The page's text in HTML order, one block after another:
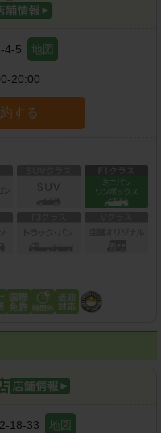
4-5 地図
20:00
する
18-33 地図